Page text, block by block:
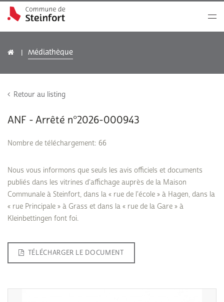
Médiathèque
Retour au listing
ANF - Arrêté n°2026-000943
Nombre de téléchargement: 66
Nous vous informons que seuls les avis officiels et documents
publiés dans les vitrines d'affichage auprès de la Maison
Communale à Steinfort, dans la « rue de l'école » à Hagen, dans la
« rue Principale » à Grass et dans la « rue de la Gare » à
Kleinbettingen font foi.
TÉLÉCHARGER LE DOCUMENT